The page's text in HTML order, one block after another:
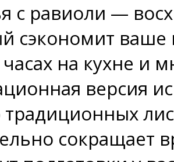
с равиоли —
сэкономит ваше
на кухне и
версия
традиционных
сокращает